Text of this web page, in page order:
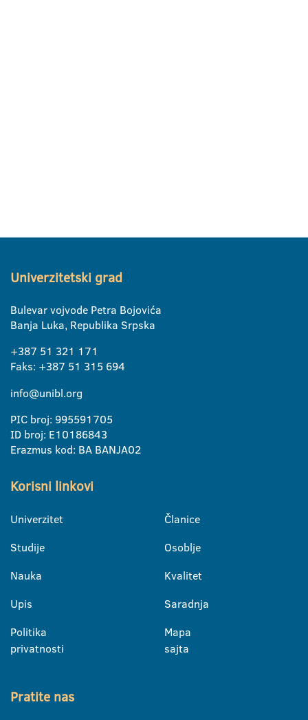
Univerzitetski grad
Bulevar vojvode Petra Bojovića
Banja Luka, Republika Srpska
+387 51 321 171
Faks: +387 51 315 694
info@unibl.org
PIC broj: 995591705
ID broj: E10186843
Erazmus kod: BA BANJA02
Korisni linkovi
Univerzitet
Studije
Nauka
Upis
Politika
privatnosti
Članice
Osoblje
Kvalitet
Saradnja
Mapa
sajta
Pratite nas